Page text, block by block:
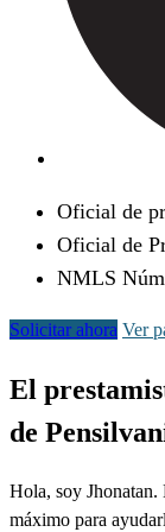
Oficial de
Oficial de
NMLS
Solicitar ahora Ver
El
de
Hola, soy
máximo para